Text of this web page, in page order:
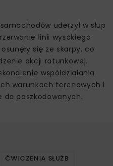
uderzył w słup
linii wysokiego
się ze skarpy, co
akcji ratunkowej.
współdziałania
warunkach terenowych i
poszkodowanych.
ĆWICZENIA SŁUŻB